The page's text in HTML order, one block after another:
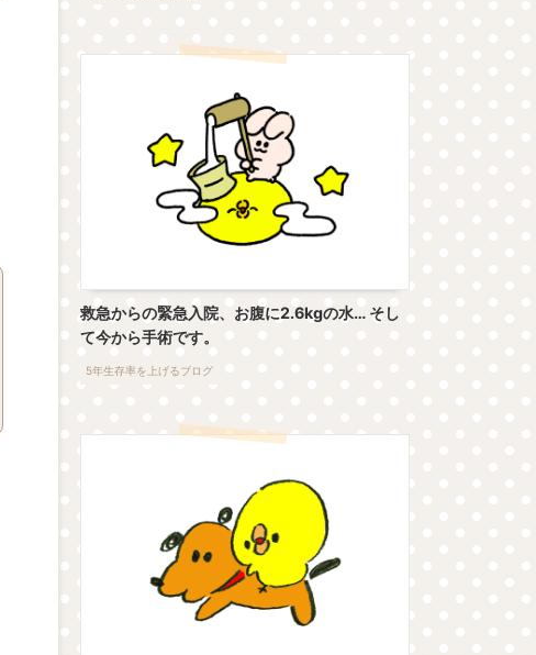
救急からの緊急入院、お腹に2.6kgの水… そし
て今から手術です。
5年生存率を上げるブログ